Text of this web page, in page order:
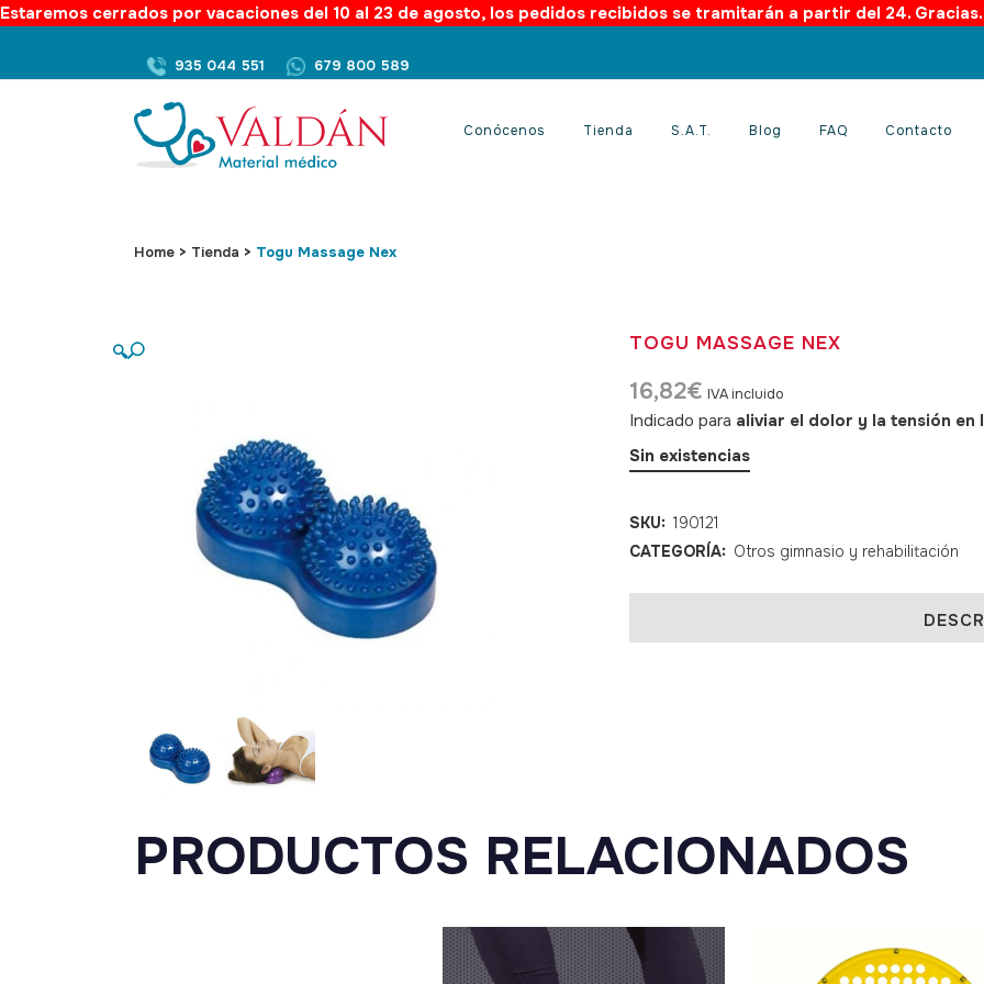
Estaremos cerrados por vacaciones del 10 al 23 de agosto, los pedidos recibidos se tramitarán a partir del 24. Gracias.
935 044 551 679 800 589
Conócenos Tienda S.A.T. Blog FAQ Contacto
Home > Tienda > Togu Massage Nex
🔍 TOGU MASSAGE NEX
16,82€ IVA incluido
Indicado para aliviar el dolor y la tensión
Sin existencias
SKU: 190121
CATEGORÍA: Otros gimnasio y rehabilitación
PRODUCTOS RELACIONADOS